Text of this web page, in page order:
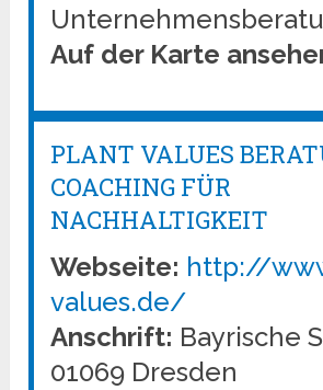
Auf der Karte
PLANT VALUES
COACHING FÜR
NACHHALTIGKEIT
Webseite: http://
values.de/
Anschrift: Bayrische
01069 Dresden